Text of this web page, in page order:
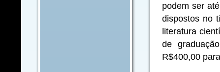
podem ser
dispostos no
literatura
de
R$400,00